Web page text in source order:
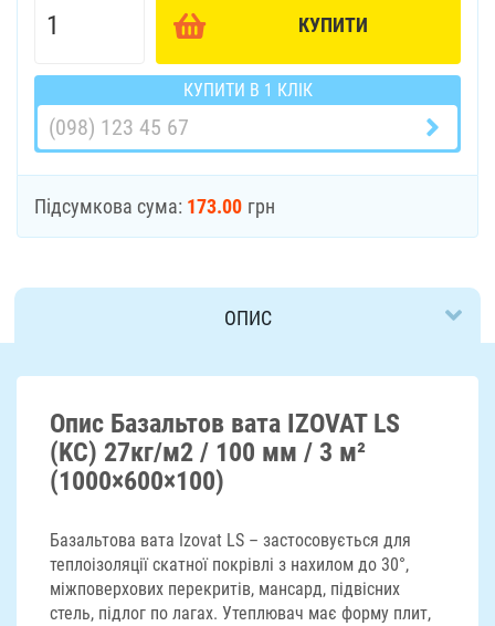
КУПИТИ
КУПИТИ В 1 КЛІК
Підсумкова сума: 173.00 грн
ОПИС
ДОСТАВКА
Опис Базальтов вата IZOVAT LS
(KC) 27кг/м2 / 100 мм / 3 м²
(1000×600×100)
Базальтова вата Izovat LS – застосовується для
теплоізоляції скатної покрівлі з нахилом до 30°,
міжповерхових перекритів, мансард, підвісних
стель, підлог по лагах. Утеплювач має форму плит,